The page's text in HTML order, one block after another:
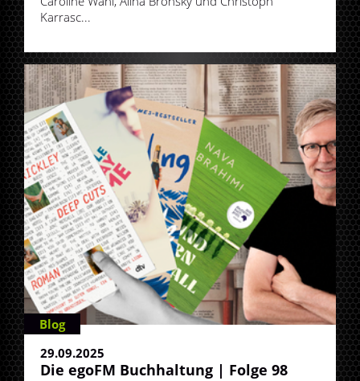
Karrasc...
Blog
29.09.2025
Die egoFM Buchhaltung | Folge 98